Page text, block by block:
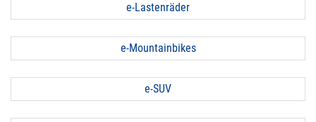
e-Lastenräder
e-Mountainbikes
e-SUV